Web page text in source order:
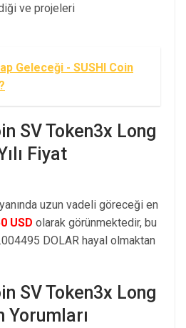
ve projeleri
Geleceği - SUSHI Coin
SV Token3x Long
Fiyat
uzun vadeli göreceği en
USD olarak görünmektedir, bu
DOLAR hayal olmaktan
SV Token3x Long
Yorumları